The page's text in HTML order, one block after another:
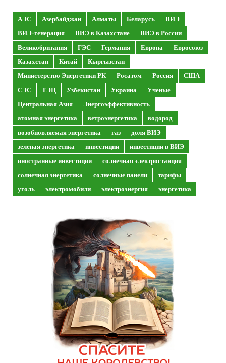
АЭС Азербайджан Алматы Беларусь
ВИЭ
ВИЭ-генерация
ВИЭ в Казахстане
ВИЭ в России
Великобритания
ГЭС Германия Европа
Евросоюз
Казахстан
Китай
Кыргызстан
Министерство Энергетики РК
Росатом Россия
США
СЭС
ТЭЦ Узбекистан Украина
Ученые
Центральная Азия
Энергоэффективность
атомная энергетика
ветроэнергетика
водород
возобновляемая энергетика
газ
доля ВИЭ
зеленая энергетика
инвестиции
инвестиции в ВИЭ
иностранные инвестиции
солнечная электростанция
солнечная энергетика
солнечные панели
тарифы
уголь
электромобили электроэнергия энергетика